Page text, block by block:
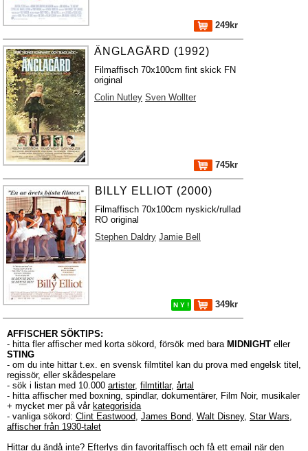
249kr
ÄNGLAGÅRD (1992)
Filmaffisch 70x100cm fint skick FN
original
Colin Nutley Sven Wollter
745kr
BILLY ELLIOT (2000)
Filmaffisch 70x100cm nyskick/rullad
RO original
Stephen Daldry Jamie Bell
N Y ! 349kr
AFFISCHER SÖKTIPS:
- hitta fler affischer med korta sökord, försök med bara MIDNIGHT eller
STING
- om du inte hittar t.ex. en svensk filmtitel kan du prova med engelsk titel,
regissör, eller skådespelare
- sök i listan med 10.000 artister, filmtitlar, årtal
- hitta affischer med boxning, spindlar, dokumentärer, Film Noir, musikaler
+ mycket mer på vår kategorisida
- vanliga sökord: Clint Eastwood, James Bond, Walt Disney, Star Wars,
affischer från 1930-talet
Hittar du ändå inte? Efterlys din favoritaffisch och få ett email när den